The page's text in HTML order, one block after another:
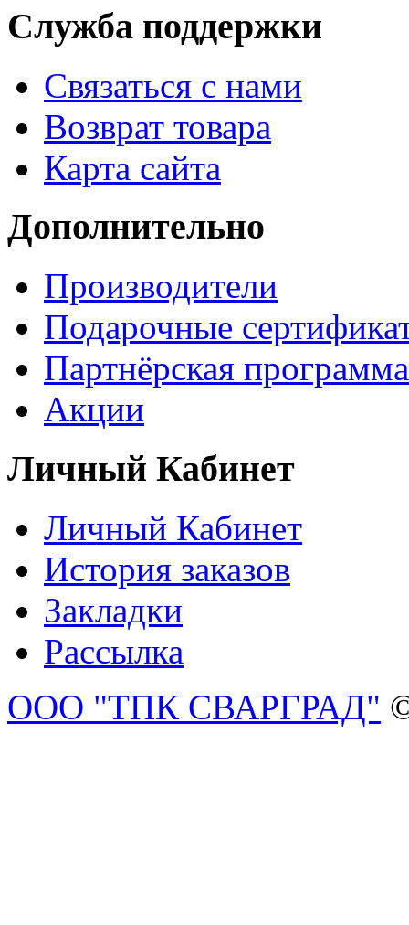
Служба поддержки
Связаться с нами
Возврат товара
Карта сайта
Дополнительно
Производители
Подарочные
Партнёрская программа
Акции
Личный Кабинет
Личный Кабинет
История заказов
Закладки
Рассылка
ООО "ТПК СВАРГРАД"